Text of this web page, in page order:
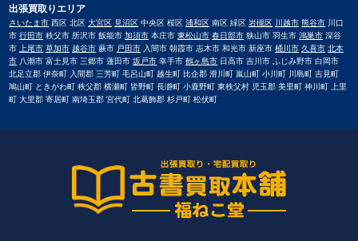
出張買取りエリア
さいたま市 西区 北区大宮区 見沼区 中央区 桜区浦和区 南区 緑区岩槻区 川越市 熊谷市 川口
市行田市 秩父市 所沢市 飯能市加須市 本庄市東松山市 春日部市 狭山市 羽生市鴻巣市 深谷
市 上尾市 草加市 越谷市 蕨市 戸田市 入間市 朝霞市 志木市 和光市 新座市桶川市 久喜市 北本
市 八潮市 富士見市 三郷市 蓮田市坂戸市 幸手市鶴ヶ島市 日高市 吉川市 ふじみ野市 白岡市
北足立郡 伊奈町 入間郡 三芳町 毛呂山町 越生町 比企郡 滑川町 嵐山町 小川町 川島町 吉見町
鳩山町 ときがわ町 秩父郡 横瀬町 皆野町 長瀞町 小鹿野町 東秩父村 児玉郡 美里町 神川町 上里
町 大里郡 寄居町 南埼玉郡 宮代町 北葛飾郡 杉戸町 松伏町